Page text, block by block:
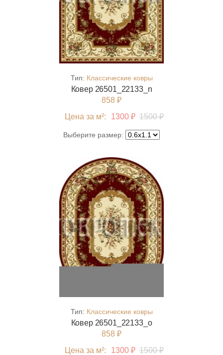
Тип: Классические ковры
Ковер 26501_22133_n
858 ₽
Цена за м²:
1300 ₽ 1500 ₽
Выберите размер:
Тип: Классические ковры
Ковер 26501_22133_o
858 ₽
Цена за м²:
1300 ₽ 1500 ₽